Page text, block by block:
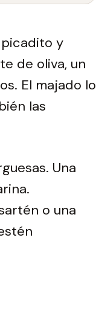
y
de oliva, un
El majado lo
las
Una
o una